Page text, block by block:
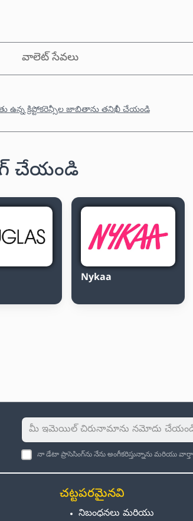
వాలెట్ సేవలు
ఉన్న క్రిప్టోకరెన్సీల జాబితాను తనిఖీ చేయండి
చేయండి
Nykaa
నా డేటా ప్రాసెసింగ్‌ను నేను అంగీకరిస్తున్నాను మరియు
చట్టపరమైనవి
నిబంధనలు మరియు